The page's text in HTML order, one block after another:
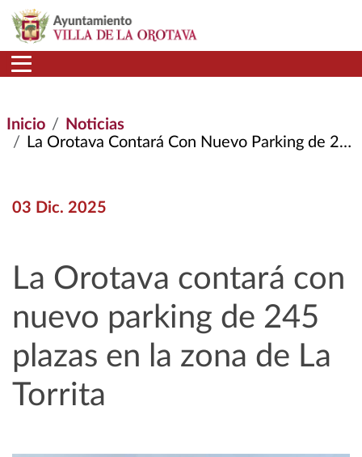
Pasar al contenido principal
Inicio
Noticias
La Orotava Contará Con Nuevo Parking de 245 Plazas En La Zona de La Torrita
03 Dic. 2025
La Orotava contará con
nuevo parking de 245
plazas en la zona de La
Torrita